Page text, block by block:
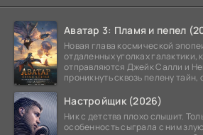
Аватар 3: Пламя и пепел
Новая глава космической
отдаленных уголках галактики,
отправляются Джейк Салли и
проникнуть сквозь пелену
Настройщик (2026)
Ник с детства плохо слышит.
особенность сыграла с ним